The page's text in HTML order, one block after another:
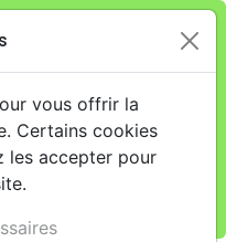
au 11 rue de Rive,
close
au retrait en
passer vos
Maison de la Bible
vous offrir la
Certains cookies
les accepter pour